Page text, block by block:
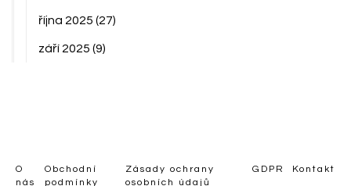
října 2025 (27)
září 2025 (9)
O
nás
Obchodní
podmínky
Zásady ochrany
osobních údajů
GDPR Kontakt